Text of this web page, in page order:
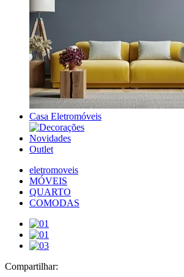
Casa Eletromóveis
Novidades
Outlet
eletromoveis
MÓVEIS
QUARTO
COMODAS
Compartilhar: